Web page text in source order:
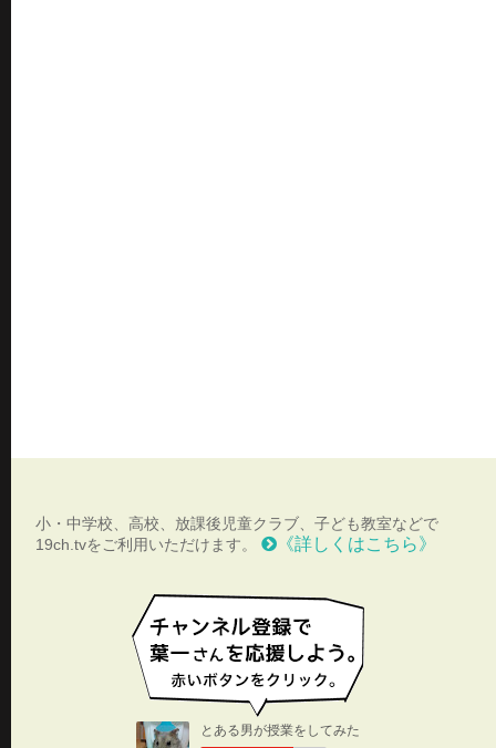
小・中学校、高校、放課後児童クラブ、子ども教室などで
19ch.tvをご利用いただけます。
《詳しくはこちら》